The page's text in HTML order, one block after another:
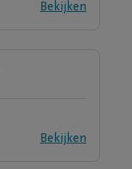
Bekijken
Bekijken